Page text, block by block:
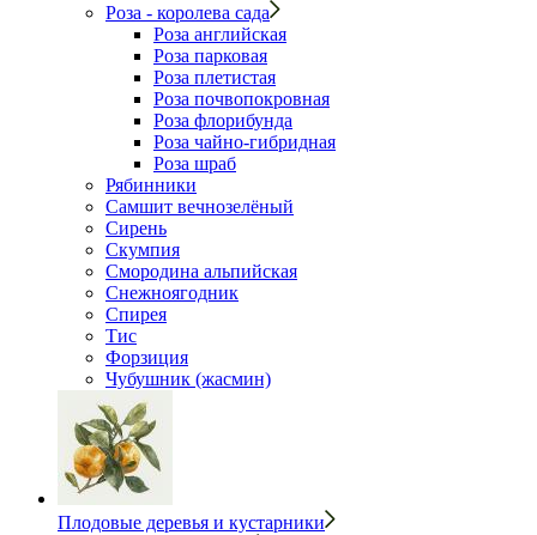
Роза - королева сада
Роза английская
Роза парковая
Роза плетистая
Роза почвопокровная
Роза флорибунда
Роза чайно-гибридная
Роза шраб
Рябинники
Самшит вечнозелёный
Сирень
Скумпия
Смородина альпийская
Снежноягодник
Спирея
Тис
Форзиция
Чубушник (жасмин)
Плодовые деревья и кустарники